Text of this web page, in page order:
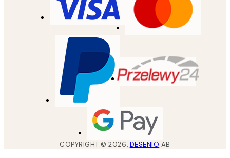
COPYRIGHT ©2026, DESENIO AB